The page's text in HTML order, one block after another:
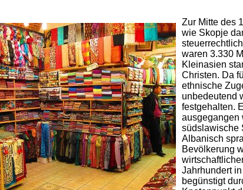
Zur Mitte des
wie Skopje
waren 3.330
Kleinasien
Christen. Da
ethnische
unbedeutend
festgehalten.
ausgegangen
südslawische
Albanisch
Bevölkerung
Jahrhundert
begünstigt